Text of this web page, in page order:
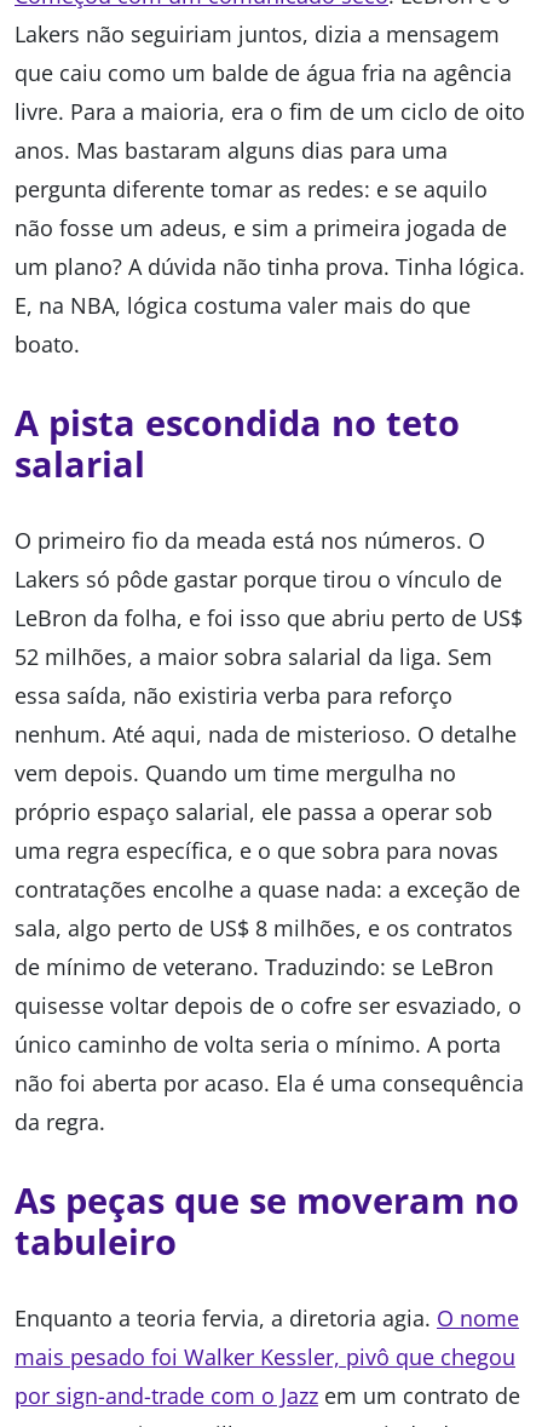
Lakers não seguiriam juntos, dizia a mensagem
que caiu como um balde de água fria na agência
livre. Para a maioria, era o fim de um ciclo de oito
anos. Mas bastaram alguns dias para uma
pergunta diferente tomar as redes: e se aquilo
não fosse um adeus, e sim a primeira jogada de
um plano? A dúvida não tinha prova. Tinha lógica.
E, na NBA, lógica costuma valer mais do que
boato.
A pista escondida no teto
salarial
O primeiro fio da meada está nos números. O
Lakers só pôde gastar porque tirou o vínculo de
LeBron da folha, e foi isso que abriu perto de US$
52 milhões, a maior sobra salarial da liga. Sem
essa saída, não existiria verba para reforço
nenhum. Até aqui, nada de misterioso. O detalhe
vem depois. Quando um time mergulha no
próprio espaço salarial, ele passa a operar sob
uma regra específica, e o que sobra para novas
contratações encolhe a quase nada: a exceção de
sala, algo perto de US$ 8 milhões, e os contratos
de mínimo de veterano. Traduzindo: se LeBron
quisesse voltar depois de o cofre ser esvaziado, o
único caminho de volta seria o mínimo. A porta
não foi aberta por acaso. Ela é uma consequência
da regra.
As peças que se moveram no
tabuleiro
Enquanto a teoria fervia, a diretoria agia. O nome
mais pesado foi Walker Kessler, pivô que chegou
por sign-and-trade com o Jazz em um contrato de